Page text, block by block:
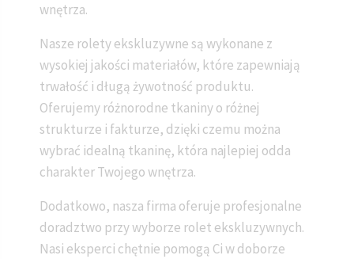
wnętrza.
Nasze rolety ekskluzywne są wykonane z
wysokiej jakości materiałów, które zapewniają
trwałość i długą żywotność produktu.
Oferujemy różnorodne tkaniny o różnej
strukturze i fakturze, dzięki czemu można
wybrać idealną tkaninę, która najlepiej odda
charakter Twojego wnętrza.
Dodatkowo, nasza firma oferuje profesjonalne
doradztwo przy wyborze rolet ekskluzywnych.
Nasi eksperci chętnie pomogą Ci w doborze